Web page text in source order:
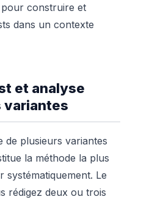
construire et
dans un contexte
et analyse
variantes
de plusieurs variantes
la méthode la plus
Le
rédigez deux ou trois